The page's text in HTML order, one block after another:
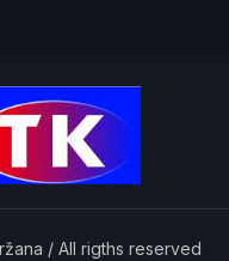
/ All rigths reserved